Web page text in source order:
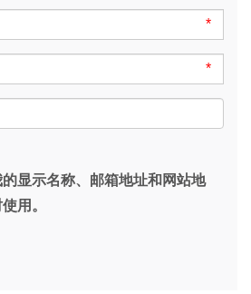
*
*
显示名称、邮箱地址和网站地
用。